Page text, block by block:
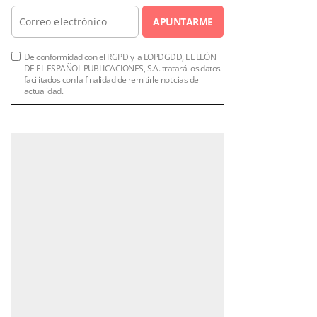
APUNTARME
De conformidad con el RGPD y la LOPDGDD, EL LEÓN
DE EL ESPAÑOL PUBLICACIONES, S.A. tratará los datos
facilitados con la finalidad de remitirle noticias de
actualidad.